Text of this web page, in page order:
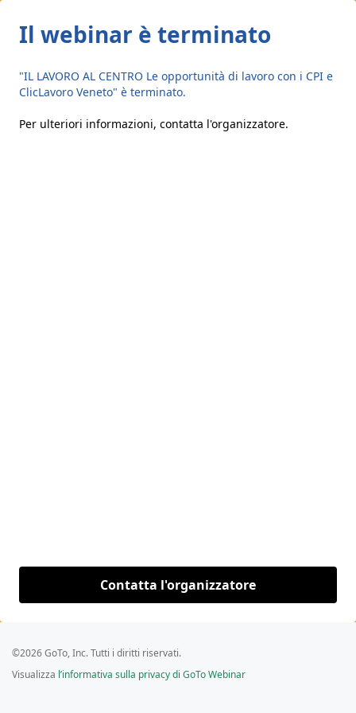
Il webinar è terminato
"IL LAVORO AL CENTRO Le opportunità di lavoro con i CPI e
ClicLavoro Veneto" è terminato.
Per ulteriori informazioni, contatta l'organizzatore.
Contatta l'organizzatore
©2026 GoTo, Inc. Tutti i diritti riservati.
Visualizza l’informativa sulla privacy di GoTo Webinar